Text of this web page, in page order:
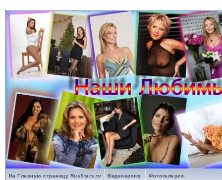
На Главную страницу RusStars.tv Видеоархив. Фотогалерея.